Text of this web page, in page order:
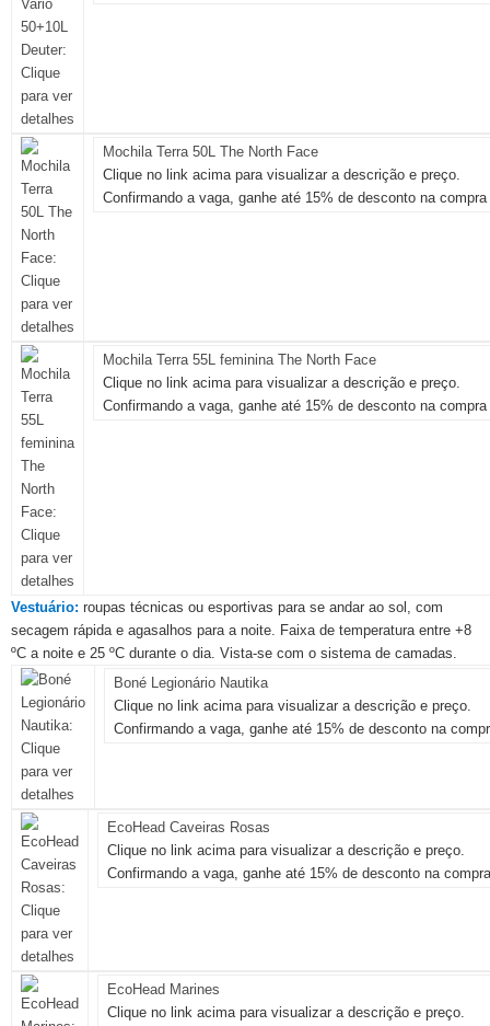
Mochila Terra 50L The North Face
Clique no link acima para visualizar a descrição e preço.
Confirmando a vaga, ganhe até 15% de desconto na
Mochila Terra 55L feminina The North Face
Clique no link acima para visualizar a descrição e preço.
Confirmando a vaga, ganhe até 15% de desconto na
Vestuário: roupas técnicas ou esportivas para se andar ao sol, com
secagem rápida e agasalhos para a noite. Faixa de temperatura entre +8
ºC a noite e 25 ºC durante o dia. Vista-se com o sistema de camadas.
Boné Legionário Nautika
Clique no link acima para visualizar a descrição e preço.
Confirmando a vaga, ganhe até 15% de desconto na
EcoHead Caveiras Rosas
Clique no link acima para visualizar a descrição e preço.
Confirmando a vaga, ganhe até 15% de desconto na
EcoHead Marines
Clique no link acima para visualizar a descrição e preço.